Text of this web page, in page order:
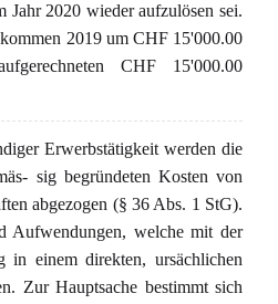
Jahr 2020 wieder aufzulösen sei.
2019 um CHF 15'000.00
CHF 15'000.00
Erwerbstätigkeit werden die
sig begründeten Kosten von
abgezogen (§ 36 Abs. 1 StG).
Aufwendungen, welche mit der
in einem direkten, ursächlichen
Zur Hauptsache bestimmt sich